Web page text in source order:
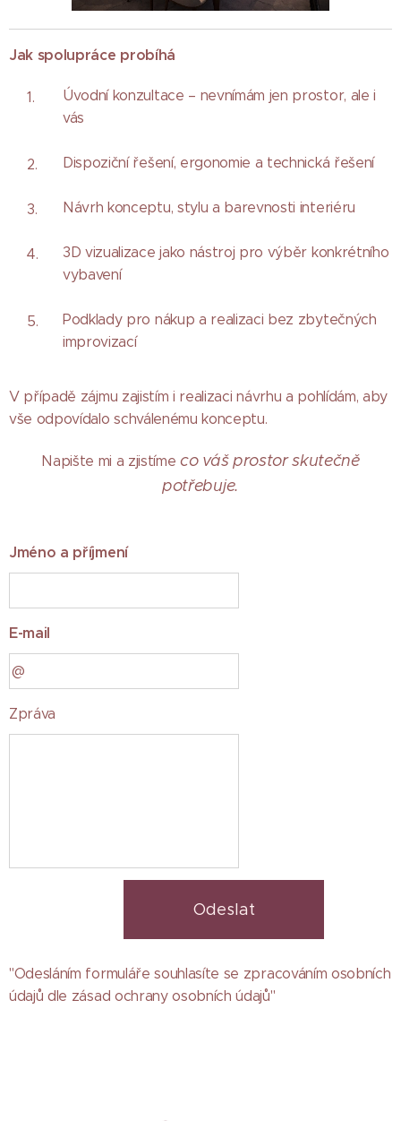
Jak spolupráce probíhá
Úvodní konzultace – nevnímám jen prostor, ale i
vás
Dispoziční řešení, ergonomie a technická řešení
Návrh konceptu, stylu a barevnosti interiéru
3D vizualizace jako nástroj pro výběr konkrétního
vybavení
Podklady pro nákup a realizaci bez zbytečných
improvizací
V případě zájmu zajistím i realizaci návrhu a pohlídám, aby
vše odpovídalo schválenému konceptu.
Napište mi a zjistímeco váš prostor skutečně
potřebuje.
Jméno a příjmení
E-mail
Zpráva
Odeslat
"Odesláním formuláře souhlasíte se zpracováním osobních
údajů dle zásad ochrany osobních údajů"